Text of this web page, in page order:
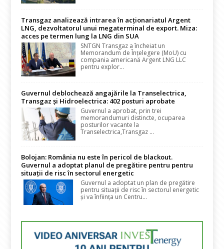
Transgaz analizează intrarea în acționariatul Argent
LNG, dezvoltatorul unui megaterminal de export. Miza:
acces pe termen lung la LNG din SUA
SNTGN Transgaz a încheiat un
Memorandum de Înțelegere (MoU) cu
compania americană Argent LNG LLC
pentru explor...
Guvernul deblochează angajările la Transelectrica,
Transgaz și Hidroelectrica: 402 posturi aprobate
Guvernul a aprobat, prin trei
memorandumuri distincte, ocuparea
posturilor vacante la
Transelectrica,Transgaz ...
Bolojan: România nu este în pericol de blackout.
Guvernul a adoptat planul de pregătire pentru pentru
situații de risc în sectorul energetic
Guvernul a adoptat un plan de pregătire
pentru situații de risc în sectorul energetic
și va înființa un Centru...